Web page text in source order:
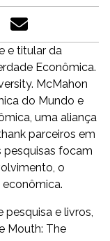
e titular da
Econômica.
McMahon
do Mundo e
uma aliança
parceiros em
pesquisas focam
o
pesquisa e livros,
Mouth: The